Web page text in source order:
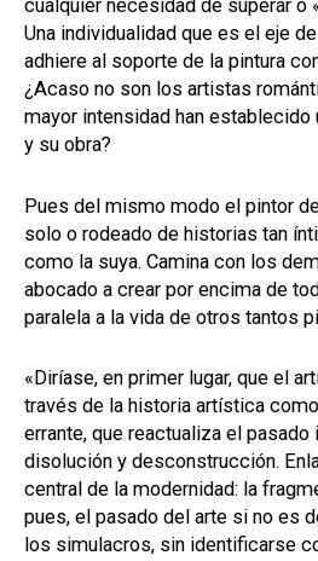
cualquier necesidad de superar o
Una individualidad que es el eje
adhiere al soporte de la pintura
¿Acaso no son los artistas
mayor intensidad han establecido
y su obra?
Pues del mismo modo el pintor
solo o rodeado de historias tan
como la suya. Camina con los
abocado a crear por encima de
paralela a la vida de otros tantos
«Diríase, en primer lugar, que el
través de la historia artística
errante, que reactualiza el
disolución y desconstrucción.
central de la modernidad: la
pues, el pasado del arte si no es
los simulacros, sin identificarse